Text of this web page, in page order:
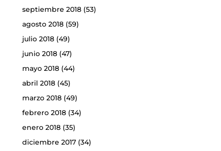
septiembre 2018(53)
agosto 2018(59)
julio 2018(49)
junio 2018(47)
mayo 2018(44)
abril 2018(45)
marzo 2018(49)
febrero 2018(34)
enero 2018(35)
diciembre 2017(34)